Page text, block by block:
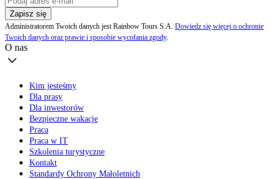
Zapisz się
Administratorem Twoich danych jest Rainbow Tours S.A. Dowiedz się więcej o ochronie
Twoich danych oraz prawie i sposobie wycofania zgody.
O nas
Kim jesteśmy
Dla prasy
Dla inwestorów
Bezpieczne wakacje
Praca
Praca w IT
Szkolenia turystyczne
Kontakt
Standardy Ochrony Małoletnich